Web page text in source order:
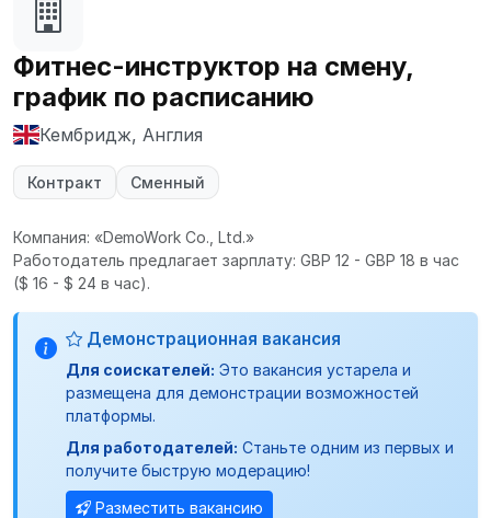
Фитнес-инструктор на смену,
график по расписанию
Кембридж, Англия
Контракт Сменный
Компания: «DemoWork Co., Ltd.»
Работодатель предлагает зарплату: GBP 12 - GBP 18 в час
($ 16 - $ 24 в час).
Демонстрационная вакансия
Для соискателей: Это вакансия устарела и
размещена для демонстрации возможностей
платформы.
Для работодателей: Станьте одним из первых и
получите быструю модерацию!
Разместить вакансию